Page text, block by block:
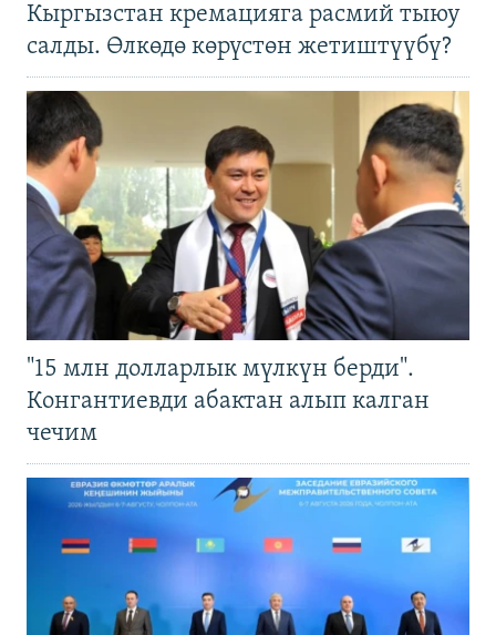
Кыргызстан кремацияга расмий тыюу
салды. Өлкөдө көрүстөн жетиштүүбү?
"15 млн долларлык мүлкүн берди".
Конгантиевди абактан алып калган
чечим